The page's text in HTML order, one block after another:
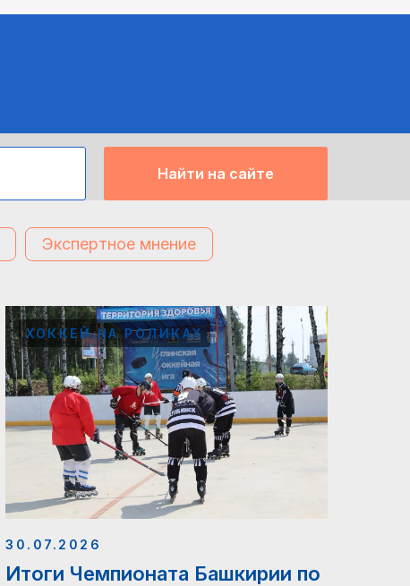
Найти на сайте
Экспертное мнение
ХОККЕЙ НА РОЛИКАХ
30.07.2026
Итоги Чемпионата Башкирии по